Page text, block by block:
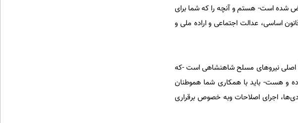
شده است- هستم و آنچه را که شما برای
اساسی، عدالت اجتماعی و اراده ملی و
اصلی نیروهای مسلح شاهنشاهی است -که
و هست- باید با همکاری شما هموطنان
اجرای اصلاحات وبه خصوص برقراری